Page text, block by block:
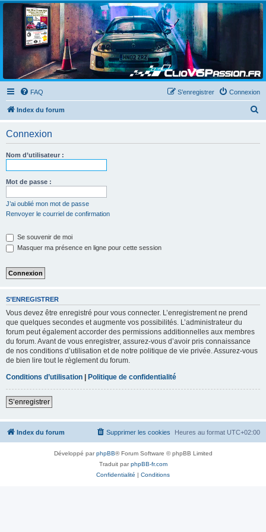
Clio V6 Passion
Le site français des passionnés de Clio V6
FAQ Connexion
S’enregistrer
Index du forum
Connexion
Nom d’utilisateur :
Mot de passe :
J’ai oublié mon mot de passe
Renvoyer le courriel de confirmation
Se souvenir de moi
Masquer ma présence en ligne pour cette session
S’ENREGISTRER
Vous devez être enregistré pour vous connecter. L’enregistrement ne prend
que quelques secondes et augmente vos possibilités. L’administrateur du
forum peut également accorder des permissions additionnelles aux membres
du forum. Avant de vous enregistrer, assurez-vous d’avoir pris connaissance
de nos conditions d’utilisation et de notre politique de vie privée. Assurez-vous
de bien lire tout le règlement du forum.
Conditions d’utilisation
Politique de confidentialité
S’enregistrer
Index du forum Heures au format UTC+02:00
Supprimer les cookies
Développé parphpBB® Forum Software © phpBB Limited
Traduit parphpBB-fr.com
Confidentialité | Conditions